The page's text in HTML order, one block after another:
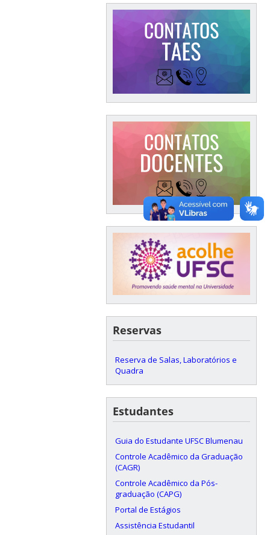
Reservas
Reserva de Salas, Laboratórios e
Quadra
Estudantes
Guia do Estudante UFSC Blumenau
Controle Acadêmico da Graduação
(CAGR)
Controle Acadêmico da Pós-
graduação (CAPG)
Portal de Estágios
Assistência Estudantil